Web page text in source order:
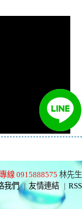
線 0915888575 林先生
我們 | 友情連結 | RSS